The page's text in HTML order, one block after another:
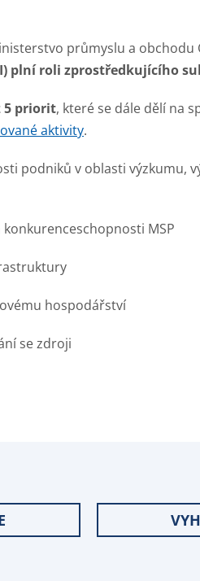
průmyslu a obchodu
plní roli zprostředkujícího
5 priorit, které se dále dělí na
aktivity.
podniků v oblasti výzkumu,
MSP
hospodářství
se zdroji